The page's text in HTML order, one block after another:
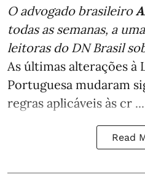
O advogado brasileiro
todas as semanas, a
leitoras do DN Brasil
As últimas alterações à
Portuguesa mudaram
regras aplicáveis às cr ...
Read